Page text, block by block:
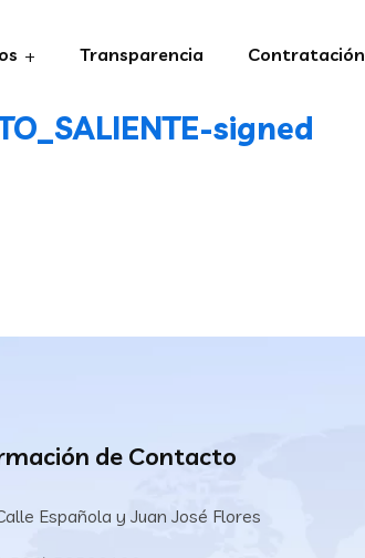
Transparencia Contratación
signed
de Contacto
Española y Juan José Flores